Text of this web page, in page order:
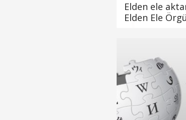
Elden ele
Elden Ele